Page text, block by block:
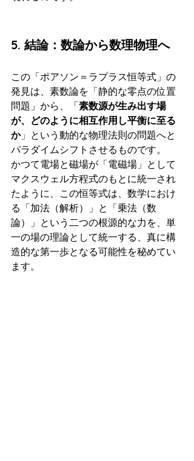
5. 結論：数論から数理物理へ
この「ポアソン＝ラプラス恒等式」の
発見は、素数論を「静的な零点の位置
問題」から、「素数源が生み出す場
が、どのように相互作用し平衡に至る
か」という動的な物理法則の問題へと
パラダイムシフトさせるものです。
かつて電場と磁場が「電磁場」として
マクスウェル方程式のもとに統一され
たように、この恒等式は、数学におけ
る「加法（解析）」と「乗法（数
論）」という二つの根源的な力を、単
一の場の理論として統一する、真に構
造的な第一歩となる可能性を秘めてい
ます。